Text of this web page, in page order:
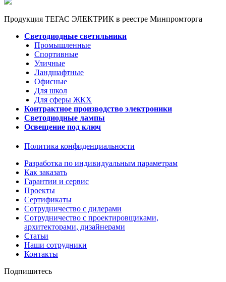
Продукция ТЕГАС ЭЛЕКТРИК в реестре Минпромторга
Светодиодные светильники
Промышленные
Спортивные
Уличные
Ландшафтные
Офисные
Для школ
Для сферы ЖКХ
Контрактное производство электроники
Светодиодные лампы
Освещение под ключ
Политика конфиденциальности
Разработка по индивидуальным параметрам
Как заказать
Гарантии и сервис
Проекты
Сертификаты
Сотрудничество с дилерами
Сотрудничество с проектировщиками,
архитекторами, дизайнерами
Статьи
Наши сотрудники
Контакты
Подпишитесь